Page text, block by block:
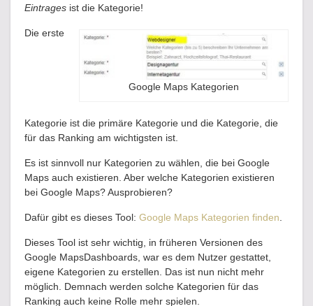
Eintrages ist die Kategorie!
Google Maps Kategorien
Die erste
Kategorie ist die primäre Kategorie und die Kategorie, die
für das Ranking am wichtigsten ist.
Es ist sinnvoll nur Kategorien zu wählen, die bei Google
Maps auch existieren. Aber welche Kategorien existieren
bei Google Maps? Ausprobieren?
Dafür gibt es dieses Tool: Google Maps Kategorien finden
Dieses Tool ist sehr wichtig, in früheren Versionen des
Google MapsDashboards, war es dem Nutzer gestattet,
eigene Kategorien zu erstellen. Das ist nun nicht mehr
möglich. Demnach werden solche Kategorien für das
Ranking auch keine Rolle mehr spielen.